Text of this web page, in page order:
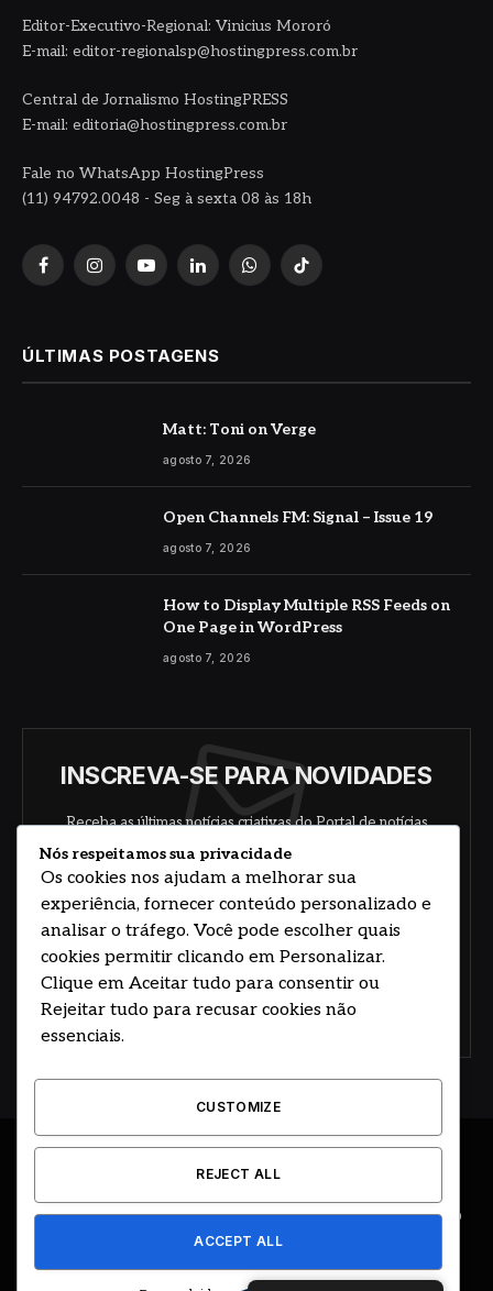
Editor-Executivo-Regional: Vinicius Mororó
E-mail: editor-regionalsp@hostingpress.com.br
Central de Jornalismo HostingPRESS
E-mail: editoria@hostingpress.com.br
Fale no WhatsApp HostingPress
(11) 94792.0048 - Seg à sexta 08 às 18h
FacebookInstagramYouTubeLinkedInWhatsAppTikTok
ÚLTIMAS POSTAGENS
Matt: Toni on Verge
agosto 7, 2026
Open Channels FM: Signal – Issue 19
agosto 7, 2026
How to Display Multiple RSS Feeds on
One Page in WordPress
agosto 7, 2026
INSCREVA-SE PARA NOVIDADES
Receba as últimas notícias criativas do Portal de notícias
sobre arte, design e negócios.
Concorde com nossos termos e acordo de
© 2026 DESENVOLVIDO POR HOSTING PRIME BRASIL
ÚLTIMAS NOTÍCIAS DESTAQUES
CIDADE E REGIÃO
EDITORIAL EVENTOS
Nós respeitamos sua privacidade
Os cookies nos ajudam a melhorar sua
experiência, fornecer conteúdo personalizado e
analisar o tráfego. Você pode escolher quais
cookies permitir clicando em Personalizar.
Clique em Aceitar tudo para consentir ou
Rejeitar tudo para recusar cookies não
essenciais.
CUSTOMIZE
REJECT ALL
ACCEPT ALL